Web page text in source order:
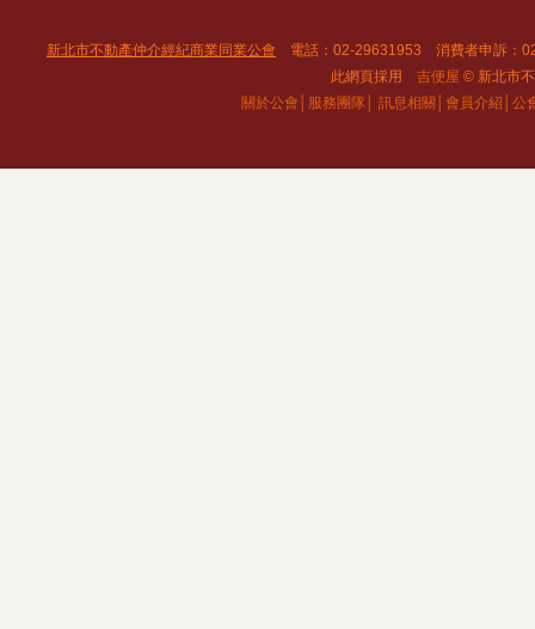
新北市不動產仲介經紀商業同業公會 電話：02-29631953 消費者申訴：
此網頁採用 吉便屋 © 新北市
關於公會│ 服務團隊│ 訊息相關│ 會員介紹│ 公